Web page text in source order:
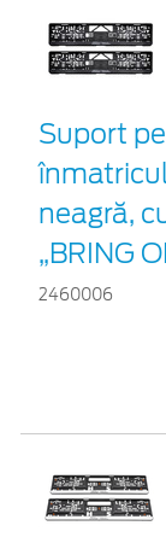
Suport
neagră,
„BRING
2460006